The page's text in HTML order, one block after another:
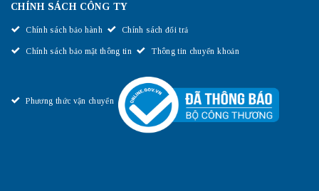
CHÍNH SÁCH CÔNG TY
Chính sách bảo hành Chính sách đổi trả
Chính sách bảo mật thông tin Thông tin chuyển khoản
Phương thức vận chuyển